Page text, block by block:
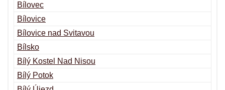
Bílovec
Bílovice
Bílovice nad Svitavou
Bílsko
Bílý Kostel Nad Nisou
Bílý Potok